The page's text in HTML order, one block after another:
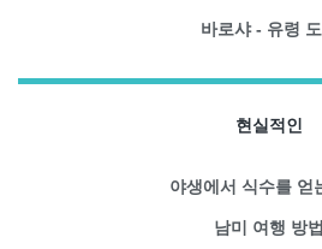
바로샤 - 유령 도
현실적인
야생에서 식수를 얻
남미 여행 방법